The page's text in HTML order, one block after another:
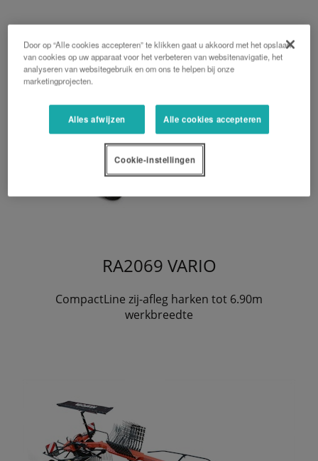
RA2069 VARIO
CompactLine zij-afleg harken tot 6.90m
werkbreedte
Door op “Alle cookies accepteren” te klikken gaat u akkoord met het opslaan
van cookies op uw apparaat voor het verbeteren van websitenavigatie, het
analyseren van websitegebruik en om ons te helpen bij onze
marketingprojecten.
Alles afwijzen Alle cookies accepteren
Cookie-instellingen